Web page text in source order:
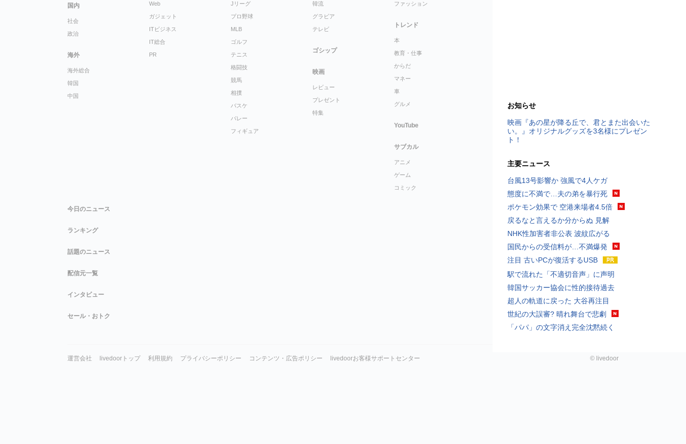
お知らせ
映画『あの星が降る丘で、君とまた出会いた
い。』オリジナルグッズを3名様にプレゼン
ト！
主要ニュース
台風13号影響か 強風で4人ケガ
態度に不満で…夫の弟を暴行死
ポケモン効果で 空港来場者4.5倍
戻るなと言えるか分からぬ 見解
NHK性加害者非公表 波紋広がる
国民からの受信料が…不満爆発
注目 古いPCが復活するUSB
駅で流れた「不適切音声」に声明
韓国サッカー協会に性的接待過去
超人の軌道に戻った 大谷再注目
世紀の大誤審? 晴れ舞台で悲劇
「パパ」の文字消え完全沈黙続く
国内
社会
政治
海外
海外総合
韓国
中国
Web
ガジェット
ITビジネス
IT総合
PR
Jリーグ
プロ野球
MLB
ゴルフ
テニス
格闘技
競馬
相撲
バスケ
バレー
フィギュア
韓流
グラビア
テレビ
ゴシップ
映画
レビュー
プレゼント
特集
ファッション
トレンド
本
教育・仕事
からだ
マネー
車
グルメ
YouTube
サブカル
アニメ
ゲーム
コミック
今日のニュース
ランキング
話題のニュース
配信元一覧
インタビュー
セール・おトク
運営会社 livedoorトップ 利用規約 プライバシーポリシー コンテンツ・広告ポリシー livedoorお客様サポートセンター © livedoor